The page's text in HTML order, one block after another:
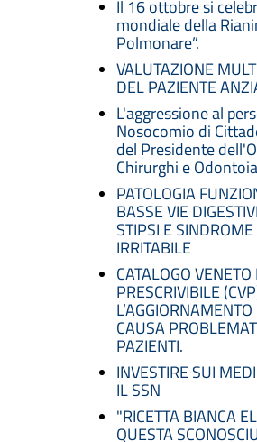
Il 16 ottobre si
mondiale della
Polmonare”.
VALUTAZIONE
DEL PAZIENTE
L'aggressione al
Nosocomio di
del Presidente
Chirurghi e
PATOLOGIA
BASSE VIE
STIPSI E
IRRITABILE
CATALOGO
PRESCRIVIBILE
CAUSA
PAZIENTI.
INVESTIRE SUI
IL SSN
"RICETTA BIANCA
QUESTA